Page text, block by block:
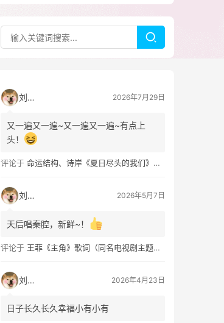
刘看山 2026年7月29日
又一遍又一遍~又一遍又一遍~有点上
头！
评论于 命运结构、诗岸《夏日尽头的我们》歌词及钢琴谱免费获取
刘看山 2026年5月7日
天后唱秦腔，新鲜~！
评论于 王菲《主角》歌词（同名电视剧主题曲）
刘看山 2026年4月23日
日子长久长久幸福小有小有